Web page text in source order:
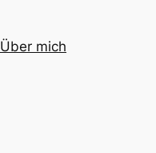
Über mich